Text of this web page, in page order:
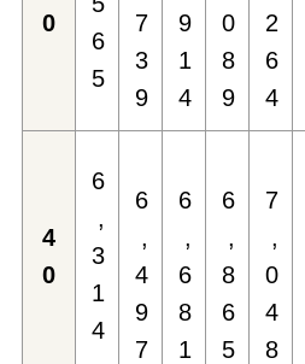
0
6
5
7
3
9
9
1
4
0
8
9
2
6
4
4
0
6
,
3
1
4
6
,
4
9
7
6
,
6
8
1
6
,
8
6
5
7
,
0
4
8